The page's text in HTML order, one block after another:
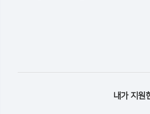
내가 지원